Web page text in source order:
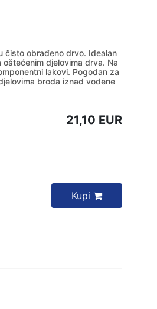
čisto obrađeno drvo. Idealan
djelovima drva. Na
lakovi. Pogodan za
broda iznad vodene
21,10 EUR
Kupi